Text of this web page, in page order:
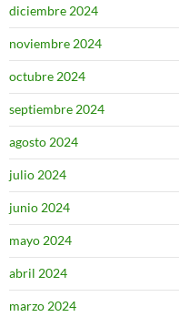
diciembre 2024
noviembre 2024
octubre 2024
septiembre 2024
agosto 2024
julio 2024
junio 2024
mayo 2024
abril 2024
marzo 2024